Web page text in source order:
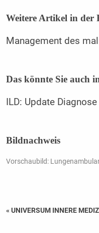
Weitere Artikel in
Management des
Das könnte Sie auch
ILD: Update
Bildnachweis
Vorschaubild:
« UNIVERSUM INNERE